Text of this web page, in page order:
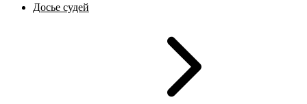
Досье судей